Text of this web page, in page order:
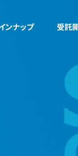
ンナップ 受託